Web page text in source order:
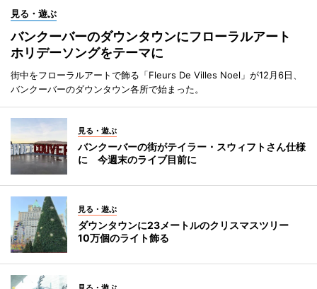
見る・遊ぶ
バンクーバーのダウンタウンにフローラルアート
ホリデーソングをテーマに
街中をフローラルアートで飾る「Fleurs De Villes Noel」が12月6日、
バンクーバーのダウンタウン各所で始まった。
見る・遊ぶ
バンクーバーの街がテイラー・スウィフトさん仕様
に 今週末のライブ目前に
見る・遊ぶ
ダウンタウンに23メートルのクリスマスツリー
10万個のライト飾る